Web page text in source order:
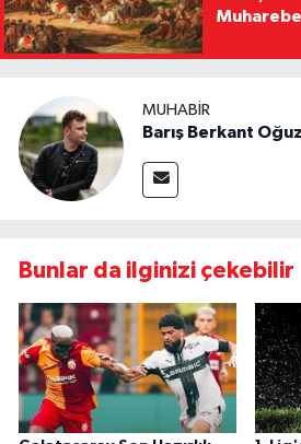
MUHABIR
Barış Berkant Oğuz
Bunlar da ilginizi çekebilir